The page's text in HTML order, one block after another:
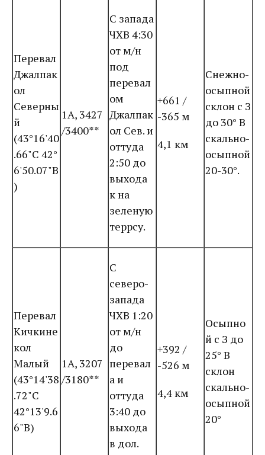
Перевал
Джалпак
ол
Северны
й
(43°16'40
.66"С 42°
6'50.07"В
)
1А, 3427
/3400**
С запада
ЧХВ 4:30
от м/н
под
перевал
ом
Джалпак
ол Сев. и
оттуда
2:50 до
выхода
к на
зеленую
террсу.
+661 /
-365 м
4,1 км
Снежно-
осыпной
склон с З
до 30° В
скально-
осыпной
20-30°.
Перевал
Кичкине
кол
Малый
(43°14'38
.72"С
42°13'9.6
6"В)
1А, 3207
/3180**
С
северо-
запада
ЧХВ 1:20
от м/н
до
перевал
а и
оттуда
3:40 до
выхода
в дол.
+392 /
-526 м
4,4 км
Осыпно
й с З до
25° В
склон
скально-
осыпной
20°